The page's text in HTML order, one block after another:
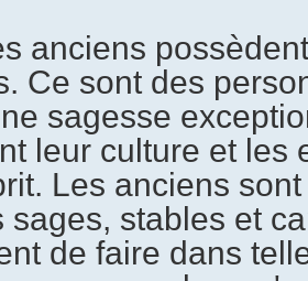
anciens
Ce sont des
sagesse
leur culture et les
Les anciens
sages, stables et
de faire dans